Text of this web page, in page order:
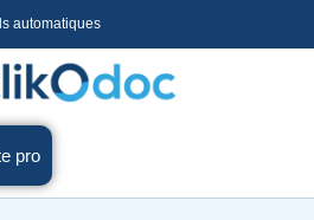
automatiques
pro